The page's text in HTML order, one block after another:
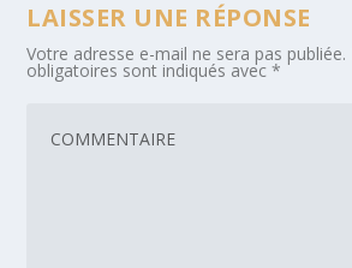
LAISSER UNE RÉPONSE
Votre adresse e-mail ne sera pas publiée.
obligatoires sont indiqués avec*